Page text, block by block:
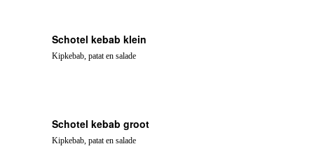
Schotel kebab klein
Kipkebab, patat en salade
Schotel kebab groot
Kipkebab, patat en salade